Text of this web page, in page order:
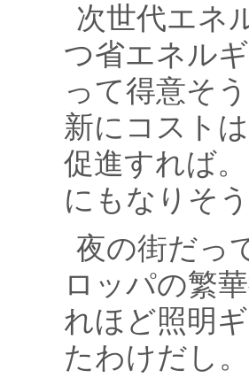
次世代エネ
つ省エネル
って得意そ
新にコスト
促進すれば
にもなりそう
夜の街だっ
ロッパの繁
れほど照明
たわけだし。